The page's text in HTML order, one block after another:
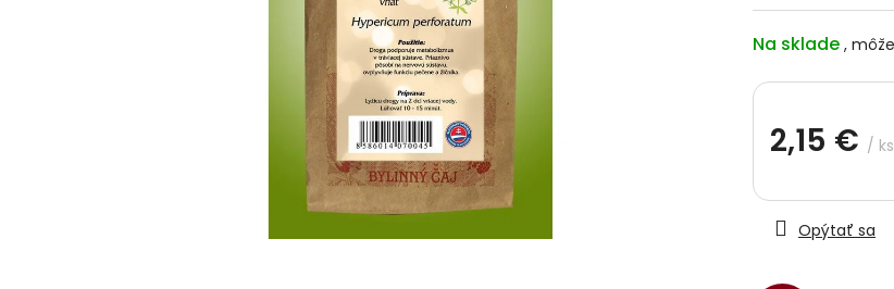
Na sklade
2,15 € / ks
cena:
Opýtať sa
hviezdičiek.